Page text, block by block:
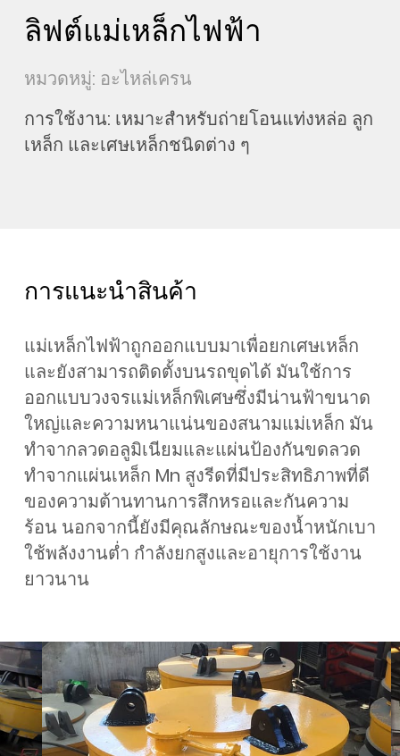
ลิฟต์แม่เหล็กไฟฟ้า
หมวดหมู่: อะไหล่เครน
การใช้งาน: เหมาะสำหรับถ่ายโอนแท่งหล่อ ลูก
เหล็ก และเศษเหล็กชนิดต่าง ๆ
การแนะนำสินค้า
แม่เหล็กไฟฟ้าถูกออกแบบมาเพื่อยกเศษเหล็ก
และยังสามารถติดตั้งบนรถขุดได้ มันใช้การ
ออกแบบวงจรแม่เหล็กพิเศษซึ่งมีน่านฟ้าขนาด
ใหญ่และความหนาแน่นของสนามแม่เหล็ก มัน
ทำจากลวดอลูมิเนียมและแผ่นป้องกันขดลวด
ทำจากแผ่นเหล็ก Mn สูงรีดที่มีประสิทธิภาพที่ดี
ของความต้านทานการสึกหรอและกันความ
ร้อน นอกจากนี้ยังมีคุณลักษณะของน้ำหนักเบา
ใช้พลังงานต่ำ กำลังยกสูงและอายุการใช้งาน
ยาวนาน